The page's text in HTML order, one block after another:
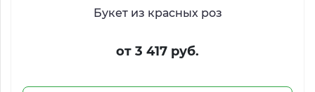
Букет из красных роз
от 3 417 руб.